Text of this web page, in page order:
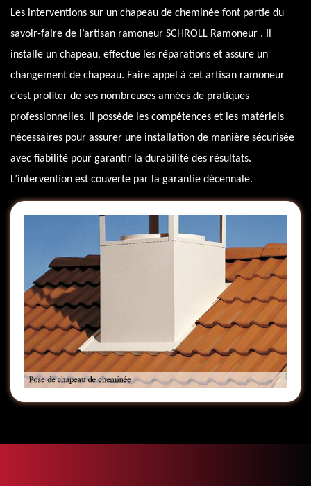
Les interventions sur un chapeau de cheminée font partie du
savoir-faire de l’artisan ramoneur SCHROLL Ramoneur . Il
installe un chapeau, effectue les réparations et assure un
changement de chapeau. Faire appel à cet artisan ramoneur
c’est profiter de ses nombreuses années de pratiques
professionnelles. Il possède les compétences et les matériels
nécessaires pour assurer une installation de manière sécurisée
avec fiabilité pour garantir la durabilité des résultats.
L’intervention est couverte par la garantie décennale.